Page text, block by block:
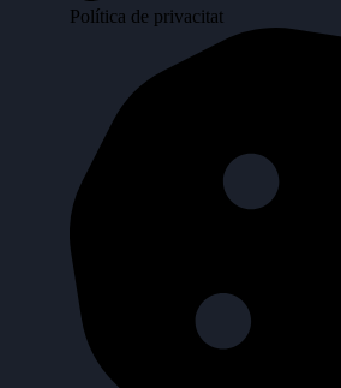
Política de privacitat